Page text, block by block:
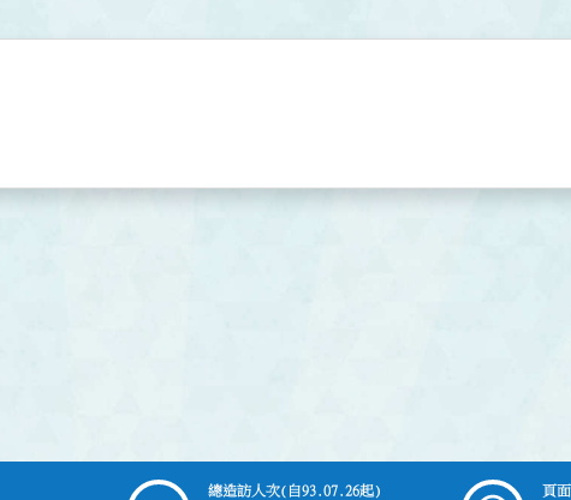
總造訪人次(自93.07.26起) 頁